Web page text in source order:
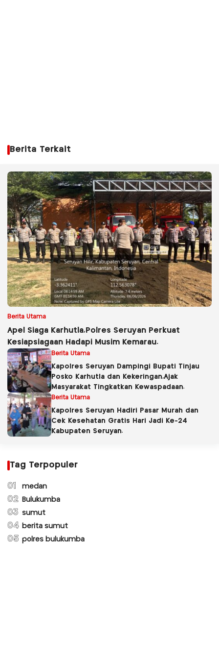
Berita Terkait
Berita Utama
Apel Siaga Karhutla,Polres Seruyan Perkuat
Kesiapsiagaan Hadapi Musim Kemarau.
Berita Utama
Kapolres Seruyan Dampingi Bupati Tinjau
Posko Karhutla dan Kekeringan,Ajak
Masyarakat Tingkatkan Kewaspadaan.
Berita Utama
Kapolres Seruyan Hadiri Pasar Murah dan
Cek Kesehatan Gratis Hari Jadi Ke-24
Kabupaten Seruyan.
Tag Terpopuler
01 medan
02 Bulukumba
03 sumut
04 berita sumut
05 polres bulukumba